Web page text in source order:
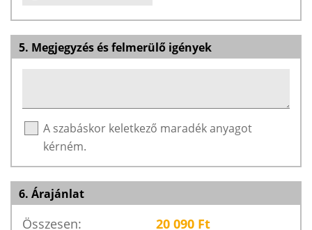
5. Megjegyzés és felmerülő igények
A szabáskor keletkező maradék anyagot
kérném.
6. Árajánlat
Összesen: 20 090 Ft